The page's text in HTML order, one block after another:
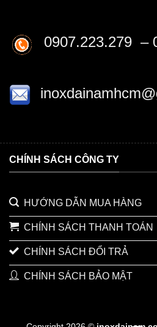
0907.223.279 –
CHÍNH SÁCH CÔNG TY
HƯỚNG DẪN MUA HÀNG
CHÍNH SÁCH THANH TOÁN
CHÍNH SÁCH ĐỔI TRẢ
CHÍNH SÁCH BẢO MẬT